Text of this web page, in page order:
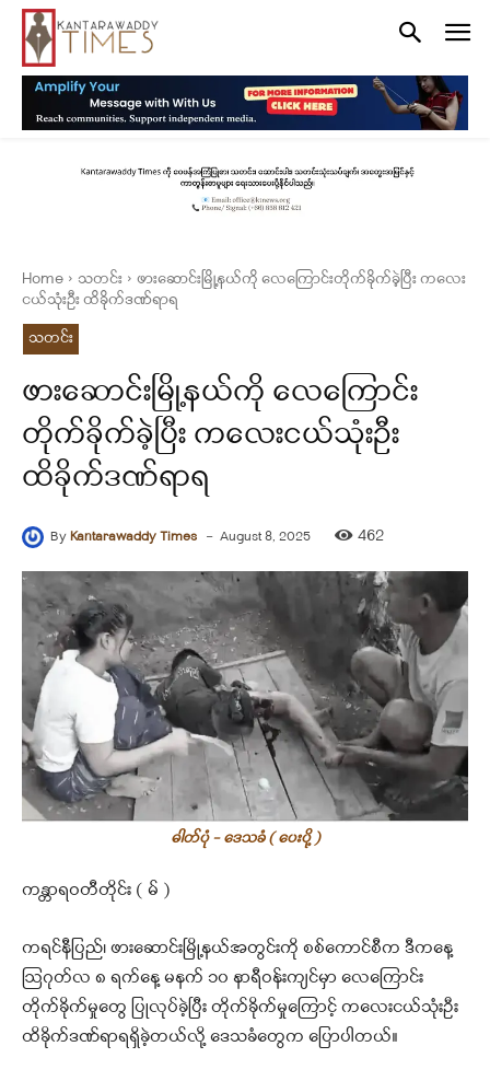
Home သတင်း
ဖားဆောင်းမြို့နယ်ကို လေကြောင်းတိုက်ခိုက်ခဲ့ပြီး ကလေး
ငယ်သုံးဦး ထိခိုက်ဒဏ်ရာရ
သတင်း
ဖားဆောင်းမြို့နယ်ကို လေကြောင်း
တိုက်ခိုက်ခဲ့ပြီး ကလေးငယ်သုံးဦး
ထိခိုက်ဒဏ်ရာရ
ByKantarawaddy Times - August 8, 2025 462
ဓါတ်ပုံ - ဒေသခံ ( ပေးပို့ )
ကန္တာရဝတီတိုင်း ( မ် )
ကရင်နီပြည်၊ ဖားဆောင်းမြို့နယ်အတွင်းကို စစ်ကောင်စီက ဒီကနေ့
ဩဂုတ်လ ၈ ရက်နေ့ မနက် ၁၀ နာရီဝန်းကျင်မှာ လေကြောင်း
တိုက်ခိုက်မှုတွေ ပြုလုပ်ခဲ့ပြီး တိုက်ခိုက်မှုကြောင့် ကလေးငယ်သုံးဦး
ထိခိုက်ဒဏ်ရာရရှိခဲ့တယ်လို့ ဒေသခံတွေက ပြောပါတယ်။